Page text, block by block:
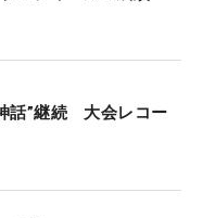
話”継続 大会レコー